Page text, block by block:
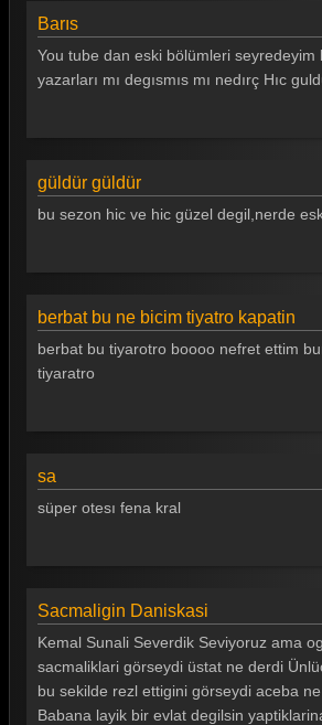
Barıs
You tube dan eski bölümleri seyredeyim
yazarları mı degısmıs mı nedırç Hıc
güldür güldür
bu sezon hic ve hic güzel degil,nerde
berbat bu ne bicim tiyatro kapatin
berbat bu tiyarotro boooo nefret ettim
tiyaratro
sa
süper otesı fena kral
Sacmaligin Daniskasi
Kemal Sunali Severdik Seviyoruz ama
sacmaliklari görseydi üstat ne derdi
bu sekilde rezl ettigini görseydi aceba
Babana layik bir evlat degilsin